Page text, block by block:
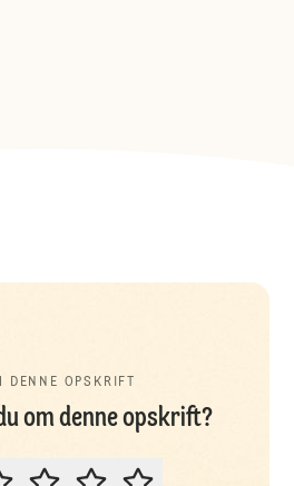
DENNE OPSKRIFT
om denne opskrift?
BEDØM DENNE OPSKRIFT